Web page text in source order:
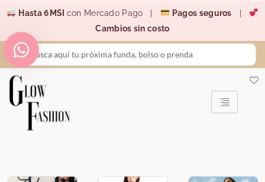
contenido
Hasta 6MSI con Mercado Pago | Pagos seguros
Cambios sin costo
Search
...